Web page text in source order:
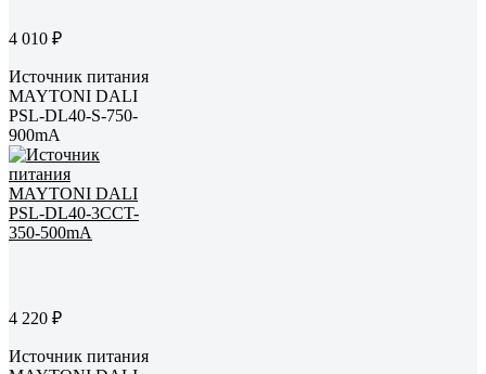
4 010 ₽
Источник питания
MAYTONI DALI
PSL-DL40-S-750-
900mA
4 220 ₽
Источник питания